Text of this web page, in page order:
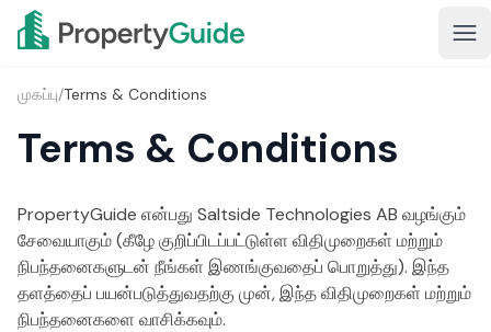
முகப்பு/Terms & Conditions
Terms & Conditions
PropertyGuide என்பது Saltside Technologies AB வழங்கும்
சேவையாகும் (கீழே குறிப்பிடப்பட்டுள்ள விதிமுறைகள் மற்றும்
நிபந்தனைகளுடன் நீங்கள் இணங்குவதைப் பொறுத்து). இந்த
தளத்தைப் பயன்படுத்துவதற்கு முன், இந்த விதிமுறைகள் மற்றும்
நிபந்தனைகளை வாசிக்கவும்.